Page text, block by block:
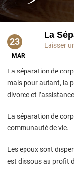
23
MAR
La
Laisser
La séparation de
mais pour autant, la
divorce et
La séparation de
communauté de vie.
Les époux sont
est dissous au profit